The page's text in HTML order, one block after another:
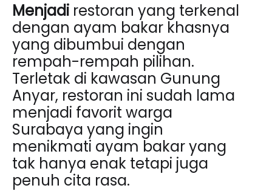
Menjadi restoran yang terkenal
dengan ayam bakar khasnya
yang dibumbui dengan
rempah-rempah pilihan.
Terletak di kawasan Gunung
Anyar, restoran ini sudah lama
menjadi favorit warga
Surabaya yang ingin
menikmati ayam bakar yang
tak hanya enak tetapi juga
penuh cita rasa.